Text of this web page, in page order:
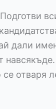
Подготви
дали
отваря